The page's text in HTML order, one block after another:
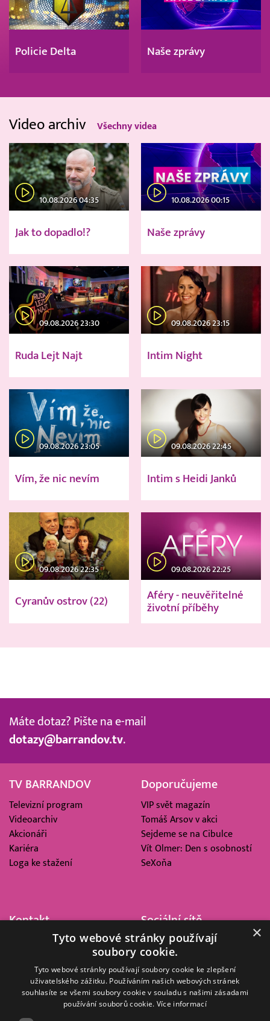
Policie Delta Naše zprávy
Video archiv Všechny videa
10.08.2026 04:35
Jak to dopadlo!?
10.08.2026 00:15
Naše zprávy
09.08.2026 23:30
Ruda Lejt Najt
09.08.2026 23:15
Intim Night
09.08.2026 23:05
Vím, že nic nevím
09.08.2026 22:45
Intim s Heidi Janků
09.08.2026 22:35
Cyranův ostrov (22)
09.08.2026 22:25
Aféry - neuvěřitelné
životní příběhy
Máte dotaz? Pište na e-mail
dotazy@barrandov.tv.
TV BARRANDOV
Televizní program
Videoarchiv
Akcionáři
Kariéra
Loga ke stažení
Doporučujeme
VIP svět magazín
Tomáš Arsov v akci
Sejdeme se na Cibulce
Vít Olmer: Den s osobností
SeXoňa
Kontakt
Barrandov Televizní Studio,
Kříženeckého nám. 322
152 00 Praha 5
IČ 416 93 311
Sociální sítě
×
Tyto webové stránky používají
soubory cookie.
Tyto webové stránky používají soubory cookie ke zlepšení
uživatelského zážitku. Používáním našich webových stránek
souhlasíte se všemi soubory cookie v souladu s našimi zásadami
používání souborů cookie. Více informací